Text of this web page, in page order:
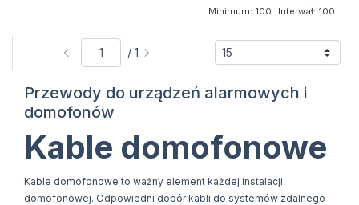
Minimum: 100
Interwał: 100
/ 1
Przewody do urządzeń alarmowych i
domofonów
Kable domofonowe
Kable domofonowe to ważny element każdej instalacji
domofonowej. Odpowiedni dobór kabli do systemów zdalnego